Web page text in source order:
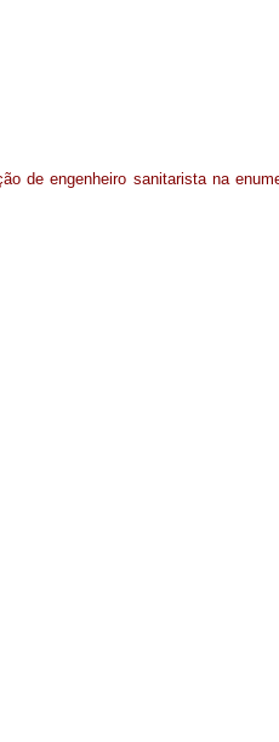
de engenheiro sanitarista na